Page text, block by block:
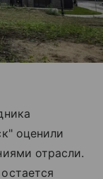
оценили
отрасли.